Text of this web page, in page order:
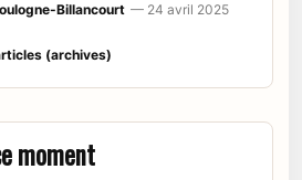
Billancourt — 24 avril 2025
(archives)
moment